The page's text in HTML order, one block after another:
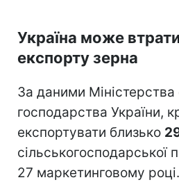
Україна може
експорту зерна
За даними Міністерства
господарства України,
експортувати близько
сільськогосподарської
27 маркетинговому році.